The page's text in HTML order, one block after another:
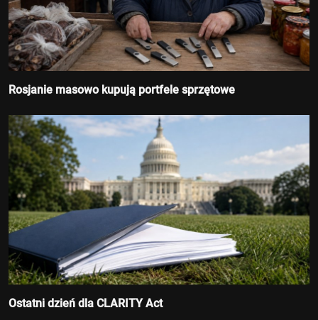
Rosjanie masowo kupują portfele sprzętowe
Ostatni dzień dla CLARITY Act